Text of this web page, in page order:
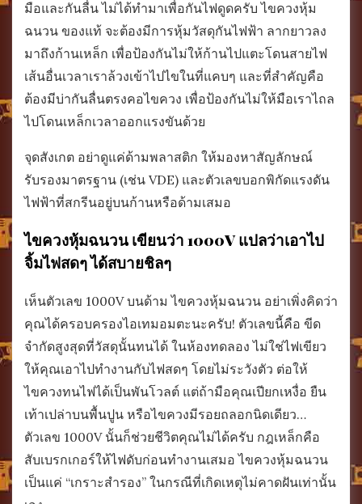
มือและกันลื่น ไม่ได้ทำมาเพื่อกันไฟดูดครับ ไขควงหุ้ม
ฉนวน ของแท้ จะต้องมีการหุ้มวัสดุกันไฟฟ้า ลากยาวลง
มาถึงก้านเหล็ก เพื่อป้องกันไม่ให้ก้านไปแตะโดนสายไฟ
เส้นอื่นเวลาเราล้วงเข้าไปไขในที่แคบๆ และที่สำคัญคือ
ต้องมีบ่ากันลื่นตรงคอไขควง เพื่อป้องกันไม่ให้มือเราไถล
ไปโดนเหล็กเวลาออกแรงขันด้วย
จุดสังเกต อย่าดูแค่ด้ามพลาสติก ให้มองหาสัญลักษณ์
รับรองมาตรฐาน (เช่น VDE) และตัวเลขบอกพิกัดแรงดัน
ไฟฟ้าที่สกรีนอยู่บนก้านหรือด้ามเสมอ
ไขควงหุ้มฉนวน เขียนว่า 1000V แปลว่าเอาไป
จิ้มไฟสดๆ ได้สบายชิลๆ
เห็นตัวเลข 1000V บนด้าม ไขควงหุ้มฉนวน อย่าเพิ่งคิดว่า
คุณได้ครอบครองไอเทมอมตะนะครับ! ตัวเลขนี้คือ ขีด
จำกัดสูงสุดที่วัสดุนั้นทนได้ ในห้องทดลอง ไม่ใช่ไฟเขียว
ให้คุณเอาไปทำงานกับไฟสดๆ โดยไม่ระวังตัว ต่อให้
ไขควงทนไฟได้เป็นพันโวลต์ แต่ถ้ามือคุณเปียกเหงื่อ ยืน
เท้าเปล่าบนพื้นปูน หรือไขควงมีรอยถลอกนิดเดียว…
ตัวเลข 1000V นั้นก็ช่วยชีวิตคุณไม่ได้ครับ กฎเหล็กคือ
สับเบรกเกอร์ให้ไฟดับก่อนทำงานเสมอ ไขควงหุ้มฉนวน
เป็นแค่ “เกราะสำรอง” ในกรณีที่เกิดเหตุไม่คาดฝันเท่านั้น